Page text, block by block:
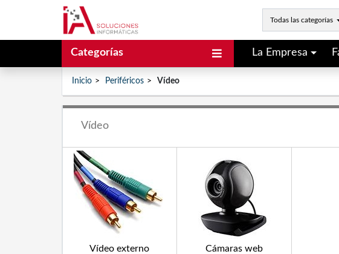
Todas las categorías
Categorías La Empresa
Inicio Periféricos Vídeo
Vídeo
Vídeo externo Cámaras web